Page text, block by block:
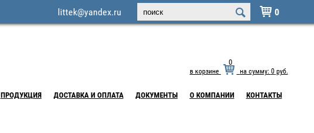
 0
littek@yandex.ru
в корзине
0
на сумму: 0руб.
ПРОДУКЦИЯ ДОСТАВКА И ОПЛАТА ДОКУМЕНТЫ О КОМПАНИИ КОНТАКТЫ